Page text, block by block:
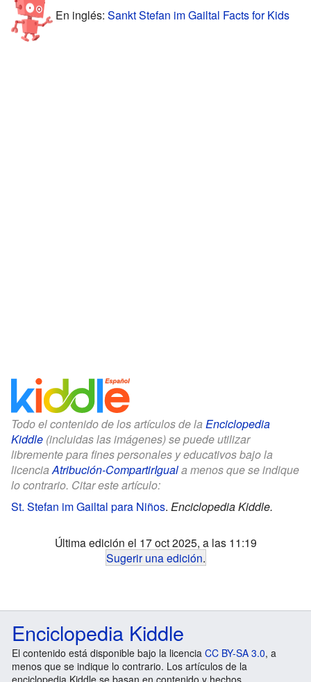
En inglés: Sankt Stefan im Gailtal Facts for Kids
Todo el contenido de los artículos de la Enciclopedia
Kiddle (incluidas las imágenes) se puede utilizar
libremente para fines personales y educativos bajo la
licenciaAtribución-CompartirIguala menos que se indique
lo contrario. Citar este artículo:
St. Stefan im Gailtal para Niños. Enciclopedia Kiddle.
Última edición el 17 oct 2025, a las 11:19
Sugerir una edición.
Enciclopedia Kiddle
El contenido está disponible bajo la licencia CC BY-SA 3.0, a
menos que se indique lo contrario. Los artículos de la
enciclopedia Kiddle se basan en contenido y hechos